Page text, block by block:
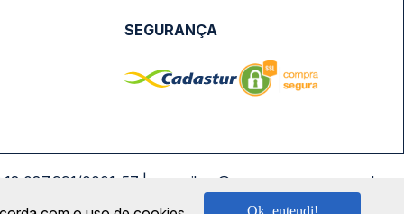
SEGURANÇA
0001-57 | saconibus@queropassagem.com.br